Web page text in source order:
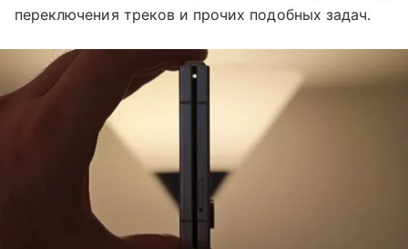
переключения треков и прочих подобных задач.